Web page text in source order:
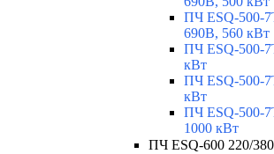
ПЧ ESQ-500-
690В, 560 кВт
ПЧ ESQ-500-
кВт
ПЧ ESQ-500-
кВт
ПЧ ESQ-500-
1000 кВт
ПЧ ESQ-600 220/